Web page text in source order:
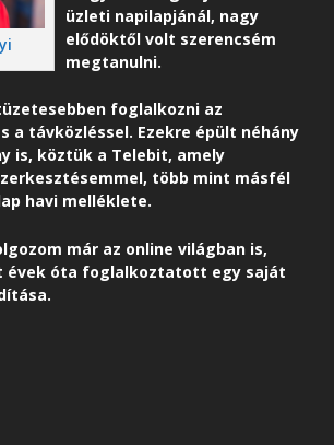
üzleti napilapjánál, nagy
elődöktől volt szerencsém
megtanulni.
foglalkozni az
a távközléssel. Ezekre épült néhány
is, köztük a Telebit, amely
több mint másfél
havi melléklete.
már az online világban is,
évek óta foglalkoztatott egy saját